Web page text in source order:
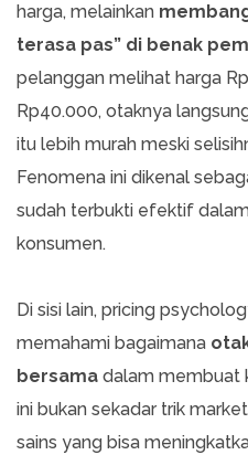
harga, melainkan
terasa pas” di benak
pelanggan melihat harga
Rp40.000, otaknya
itu lebih murah meski
Fenomena ini dikenal
sudah terbukti efektif
konsumen.
Di sisi lain, pricing
memahami bagaimana
bersama dalam membuat
ini bukan sekadar trik
sains yang bisa